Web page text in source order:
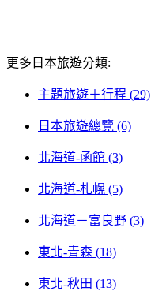
更多日本旅遊分類:
主題旅遊＋行程 (29)
日本旅遊總覽 (6)
北海道-函館 (3)
北海道-札幌 (5)
北海道－富良野 (3)
東北-青森 (18)
東北-秋田 (13)